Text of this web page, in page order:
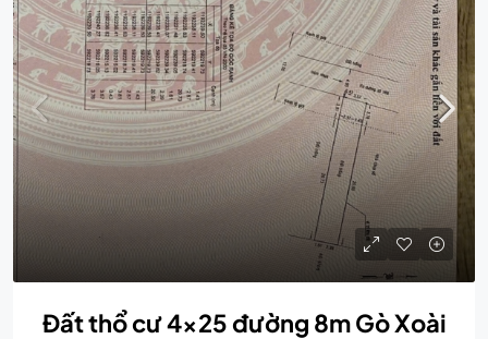
Đất thổ cư 4×25 đường 8m Gò Xoài